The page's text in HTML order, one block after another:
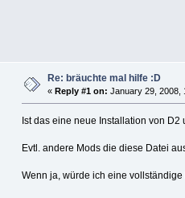
Re: bräuchte mal hilfe :D
« Reply #1 on: January 29, 2008,
Ist das eine neue Installation von
Evtl. andere Mods die diese Datei
Wenn ja, würde ich eine